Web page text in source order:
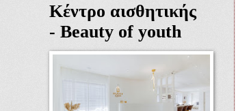
Κέντρο αισθητικής
- Beauty of youth